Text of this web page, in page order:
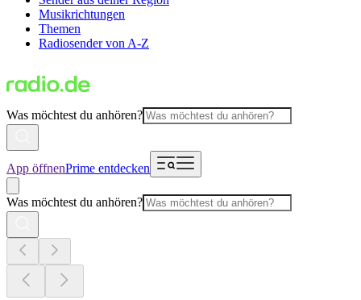
Musikrichtungen
Themen
Radiosender von A-Z
Was möchtest du anhören?
App öffnenPrime entdecken
Was möchtest du anhören?